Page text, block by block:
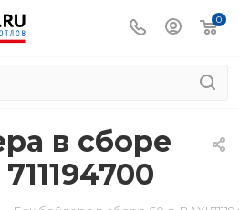
0
в сборе